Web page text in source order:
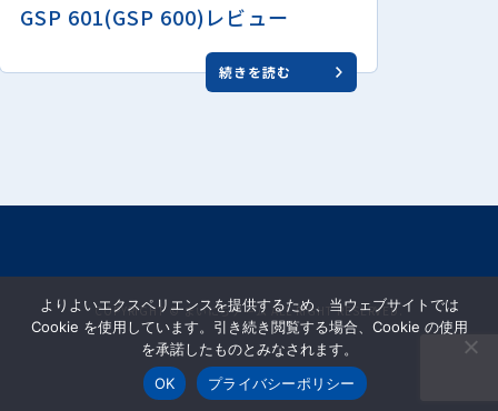
GSP 601(GSP 600)レビュー
続きを読む
COPYRIGHT © まいにちゲーム ALL RIGHT RESERVED.
よりよいエクスペリエンスを提供するため、当ウェブサイトでは
Cookie を使用しています。引き続き閲覧する場合、Cookie の使用
を承諾したものとみなされます。
OK
プライバシーポリシー